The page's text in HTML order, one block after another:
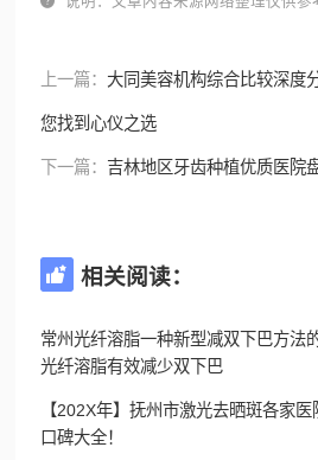
上一篇： 大同美容机构综合比较深度
您找到心仪之选
下一篇： 吉林地区牙齿种植优质医院
 相关阅读：
常州光纤溶脂一种新型减双下巴方法
光纤溶脂有效减少双下巴
【202X年】抚州市激光去晒斑各家
口碑大全！